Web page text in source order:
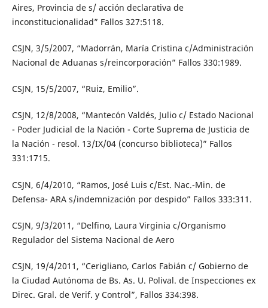
Aires, Provincia de s/ acción declarativa de
inconstitucionalidad” Fallos 327:5118.
CSJN, 3/5/2007, “Madorrán, María Cristina c/Administración
Nacional de Aduanas s/reincorporación” Fallos 330:1989.
CSJN, 15/5/2007, “Ruiz, Emilio”.
CSJN, 12/8/2008, “Mantecón Valdés, Julio c/ Estado Nacional
- Poder Judicial de la Nación - Corte Suprema de Justicia de
la Nación - resol. 13/IX/04 (concurso biblioteca)” Fallos
331:1715.
CSJN, 6/4/2010, “Ramos, José Luis c/Est. Nac.-Min. de
Defensa- ARA s/indemnización por despido” Fallos 333:311.
CSJN, 9/3/2011, “Delfino, Laura Virginia c/Organismo
Regulador del Sistema Nacional de Aero
CSJN, 19/4/2011, “Cerigliano, Carlos Fabián c/ Gobierno de
la Ciudad Autónoma de Bs. As. U. Polival. de Inspecciones ex
Direc. Gral. de Verif. y Control”, Fallos 334:398.